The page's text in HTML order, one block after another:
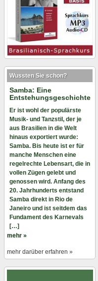
Wussten Sie schon?
Samba: Eine
Entstehungsgeschichte
Er ist wohl der populärste
Musik- und Tanzstil, der je
aus Brasilien in die Welt
hinaus exportiert wurde:
Samba. Bis heute ist er für
manche Menschen eine
regelrechte Lebensart, die in
vollen Zügen gelebt und
genossen wird. Anfang des
20. Jahrhunderts entstand
Samba direkt in Rio de
Janeiro und ist seitdem das
Fundament des Karnevals
[…]
mehr »
mehr darüber erfahren »